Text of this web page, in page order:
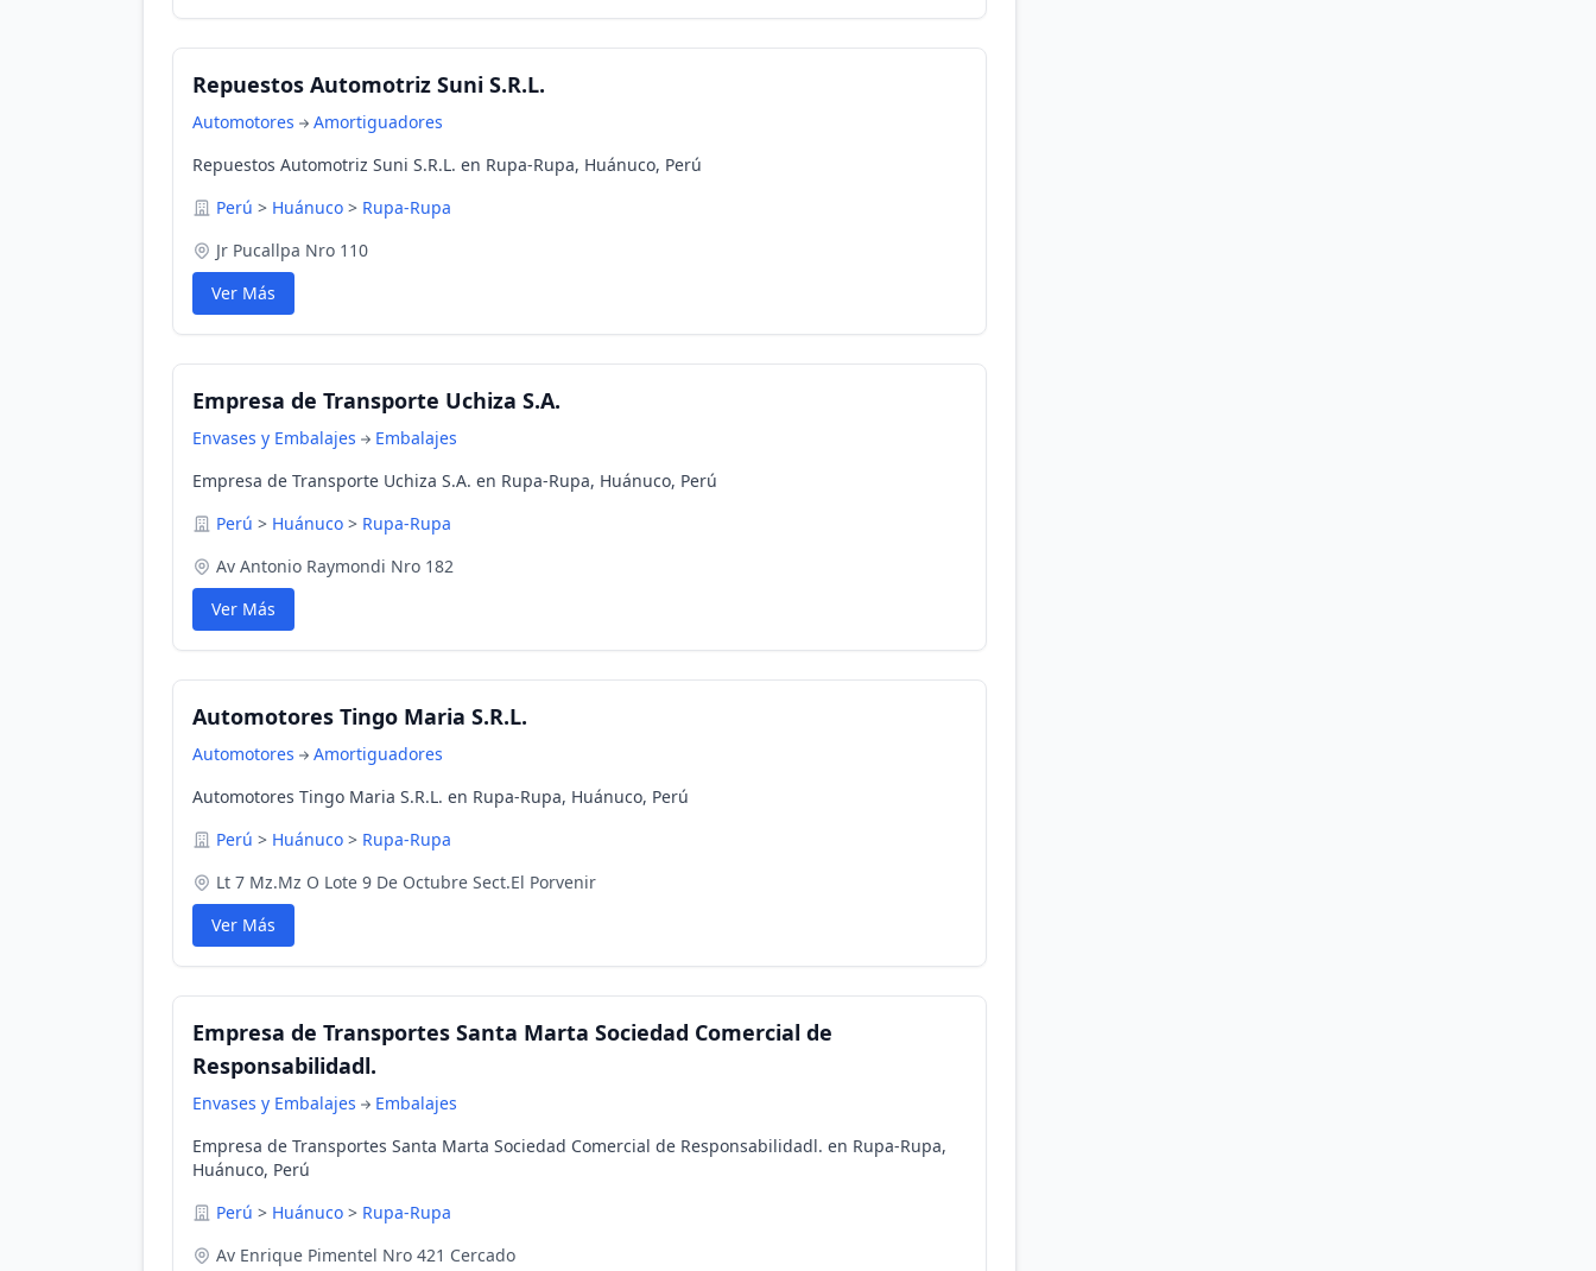
Repuestos Automotriz Suni S.R.L.
Automotores
Amortiguadores
Repuestos Automotriz Suni S.R.L. en Rupa-Rupa, Huánuco, Perú
Perú > Huánuco > Rupa-Rupa
Jr Pucallpa Nro 110
Ver Más
Empresa de Transporte Uchiza S.A.
Envases y Embalajes
Embalajes
Empresa de Transporte Uchiza S.A. en Rupa-Rupa, Huánuco, Perú
Perú > Huánuco > Rupa-Rupa
Av Antonio Raymondi Nro 182
Ver Más
Automotores Tingo Maria S.R.L.
Automotores
Amortiguadores
Automotores Tingo Maria S.R.L. en Rupa-Rupa, Huánuco, Perú
Perú > Huánuco > Rupa-Rupa
Lt 7 Mz.Mz O Lote 9 De Octubre Sect.El Porvenir
Ver Más
Empresa de Transportes Santa Marta Sociedad Comercial de
Responsabilidadl.
Envases y Embalajes
Embalajes
Empresa de Transportes Santa Marta Sociedad Comercial de Responsabilidadl. en Rupa-Rupa,
Huánuco, Perú
Perú > Huánuco > Rupa-Rupa
Av Enrique Pimentel Nro 421 Cercado